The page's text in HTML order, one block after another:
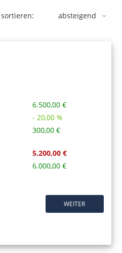
sortieren:
6.500,00 €
- 20,00 %
300,00 €
5.200,00 €
6.000,00 €
WEITER